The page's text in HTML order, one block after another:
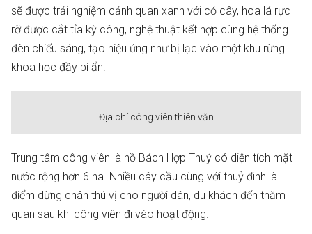
sẽ được trải nghiệm cảnh quan xanh với cỏ cây, hoa lá rực
rỡ được cắt tỉa kỳ công, nghệ thuật kết hợp cùng hệ thống
đèn chiếu sáng, tạo hiệu ứng như bị lạc vào một khu rừng
khoa học đầy bí ẩn.
Địa chỉ công viên thiên văn
Trung tâm công viên là hồ Bách Hợp Thuỷ có diện tích mặt
nước rộng hơn 6 ha. Nhiều cây cầu cùng với thuỷ đình là
điểm dừng chân thú vị cho người dân, du khách đến thăm
quan sau khi công viên đi vào hoạt động.